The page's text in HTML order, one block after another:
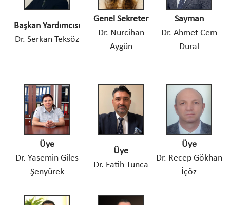
Başkan Yardımcısı
Dr. Serkan Teksöz
Genel Sekreter
Dr. Nurcihan
Aygün
Sayman
Dr. Ahmet Cem
Dural
Üye
Dr. Yasemin Giles
Şenyürek
Üye
Dr. Fatih Tunca
Üye
Dr. Recep Gökhan
İçöz